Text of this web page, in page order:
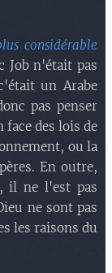
considérable
Job n'était pas
un Arabe
pas penser
des lois de
ou la
En outre,
il ne l'est pas
ne sont pas
les raisons du